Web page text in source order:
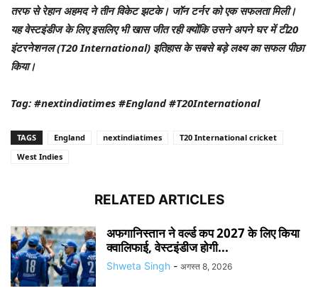
तरफ से रेहान अहमद ने तीन विकेट झटके। जॉन टर्नर को एक सफलता मिली।
यह वेस्‍टइंडीज के लिए इसलिए भी खास जीत रही क्‍योंकि उसने अपने घर में टी20
इंटरनेशनल (T20 International) इतिहास के सबसे बड़े लक्ष्‍य का सफल पीछा
किया।
Tag: #nextindiatimes #England #T20International
TAGS England nextindiatimes
T20 International cricket
West Indies
RELATED ARTICLES
अफगानिस्तान ने वर्ल्ड कप 2027 के लिए किया
क्वालिफाई, वेस्टइंडीज होगी...
Shweta Singh - अगस्त 8, 2026